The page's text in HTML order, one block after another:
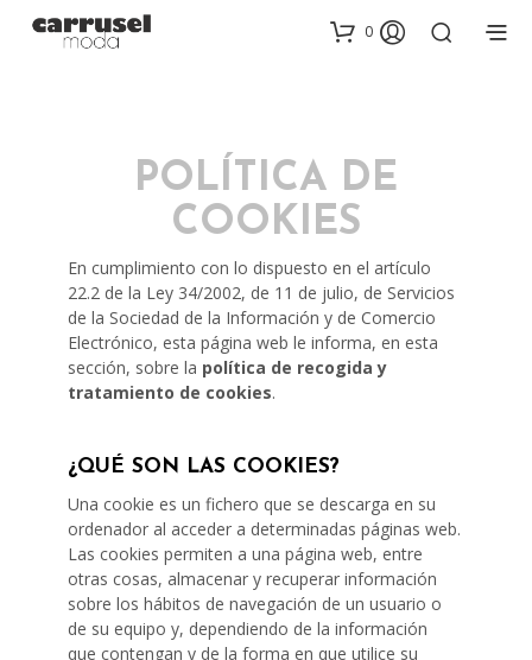
0
POLÍTICA DE
COOKIES
En cumplimiento con lo dispuesto en el artículo
22.2 de la Ley 34/2002, de 11 de julio, de Servicios
de la Sociedad de la Información y de Comercio
Electrónico, esta página web le informa, en esta
sección, sobre la política de recogida y
tratamiento de cookies.
¿QUÉ SON LAS COOKIES?
Una cookie es un fichero que se descarga en su
ordenador al acceder a determinadas páginas web.
Las cookies permiten a una página web, entre
otras cosas, almacenar y recuperar información
sobre los hábitos de navegación de un usuario o
de su equipo y, dependiendo de la información
que contengan y de la forma en que utilice su